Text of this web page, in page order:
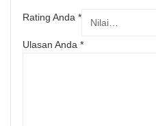
Rating Anda *
Ulasan Anda *